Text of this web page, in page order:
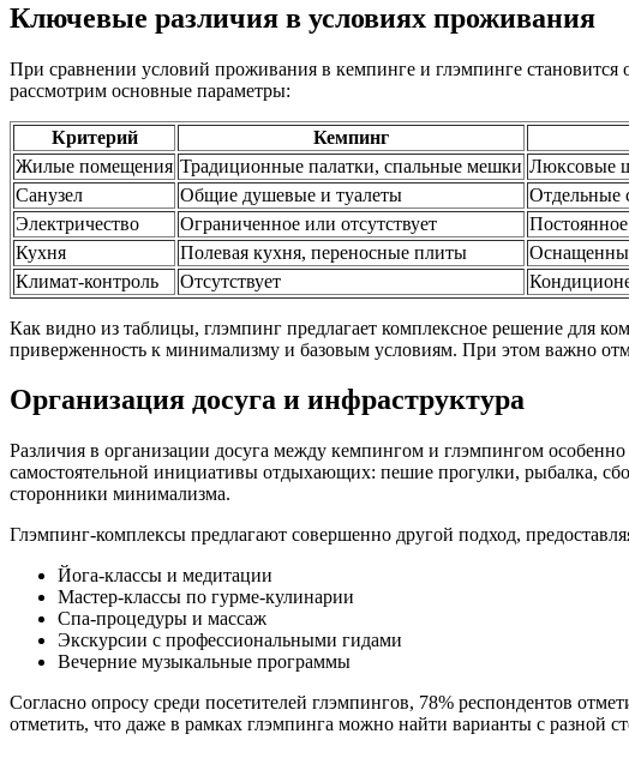
Ключевые различия в условиях проживания
При сравнении условий проживания в кемпинге и глэмпинге
рассмотрим основные параметры:
Критерий Кемпинг
Жилые помещения Традиционные палатки, спальные мешки Люксовые
Санузел
Общие душевые и туалеты
Отдельные
Электричество
Ограниченное или отсутствует
Кухня
Полевая кухня, переносные плиты
Климат-контроль
Отсутствует
Как видно из таблицы, глэмпинг предлагает комплексное решение для
приверженность к минимализму и базовым условиям. При этом важно
Организация досуга и инфраструктура
Различия в организации досуга между кемпингом и глэмпингом
самостоятельной инициативы отдыхающих: пешие прогулки, рыбалка,
сторонники минимализма.
Глэмпинг-комплексы предлагают совершенно другой подход,
Йога-классы и медитации
Мастер-классы по гурме-кулинарии
Спа-процедуры и массаж
Экскурсии с профессиональными гидами
Вечерние музыкальные программы
Согласно опросу среди посетителей глэмпингов, 78% респондентов
отметить, что даже в рамках глэмпинга можно найти варианты с разной